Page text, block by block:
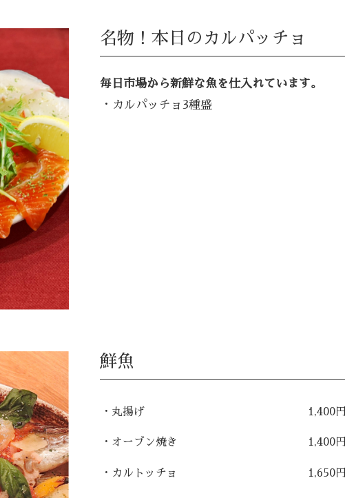
名物！本日のカルパッチョ
毎日市場から新鮮な魚を仕入れています。
・カルパッチョ3種盛
鮮魚
・丸揚げ 1,400円
・オーブン焼き 1,400円
・カルトッチョ 1,650円